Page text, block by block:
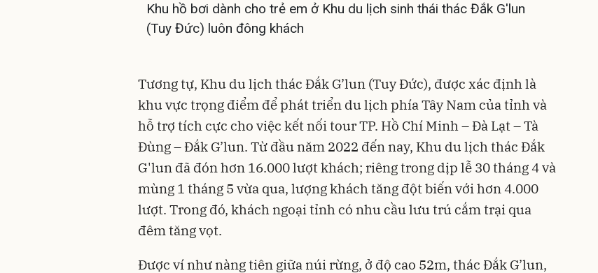
Khu hồ bơi dành cho trẻ em ở Khu du lịch sinh thái thác Đắk G'lun
(Tuy Đức) luôn đông khách
Tương tự, Khu du lịch thác Đắk G’lun (Tuy Đức), được xác định là
khu vực trọng điểm để phát triển du lịch phía Tây Nam của tỉnh và
hỗ trợ tích cực cho việc kết nối tour TP. Hồ Chí Minh – Đà Lạt – Tà
Đùng – Đắk G’lun. Từ đầu năm 2022 đến nay, Khu du lịch thác Đắk
G'lun đã đón hơn 16.000 lượt khách; riêng trong dịp lễ 30 tháng 4 và
mùng 1 tháng 5 vừa qua, lượng khách tăng đột biến với hơn 4.000
lượt. Trong đó, khách ngoại tỉnh có nhu cầu lưu trú cắm trại qua
đêm tăng vọt.
Được ví như nàng tiên giữa núi rừng, ở độ cao 52m, thác Đắk G’lun,